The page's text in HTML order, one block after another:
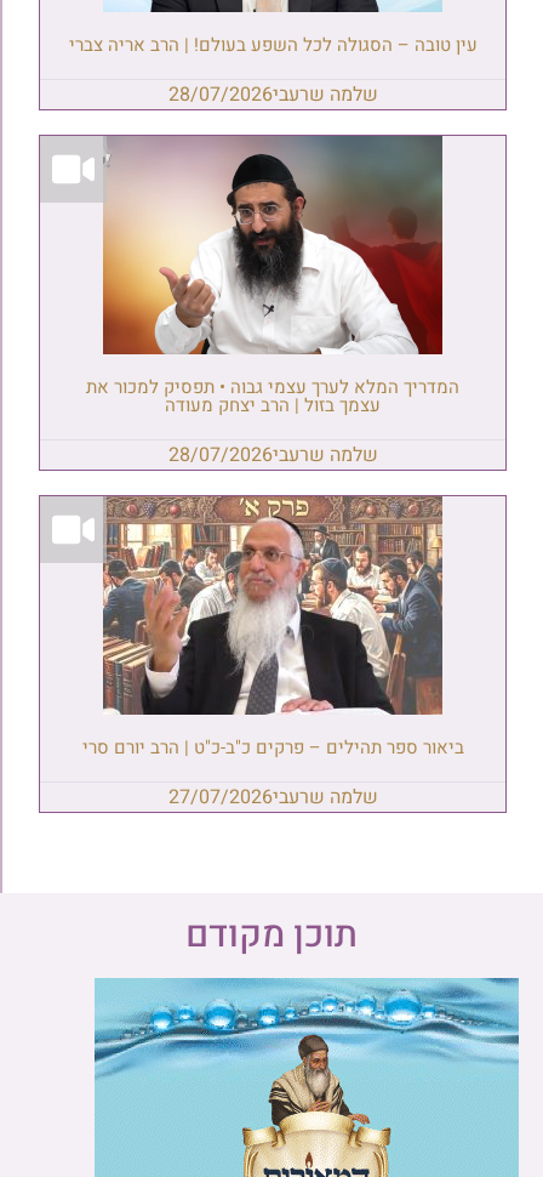
עין טובה – הסגולה לכל השפע בעולם! | הרב אריה צברי
שלמה שרעבי28/07/2026
המדריך המלא לערך עצמי גבוה • תפסיק למכור את
עצמך בזול | הרב יצחק מעודה
שלמה שרעבי28/07/2026
ביאור ספר תהילים – פרקים כ"ב-כ"ט | הרב יורם סרי
שלמה שרעבי27/07/2026
תוכן מקודם